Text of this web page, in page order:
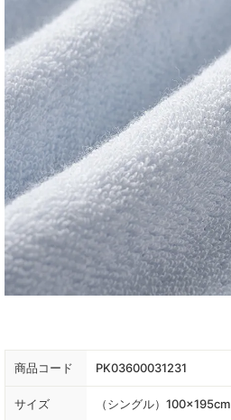
商品コード PK03600031231
サイズ （シングル）100×195cm